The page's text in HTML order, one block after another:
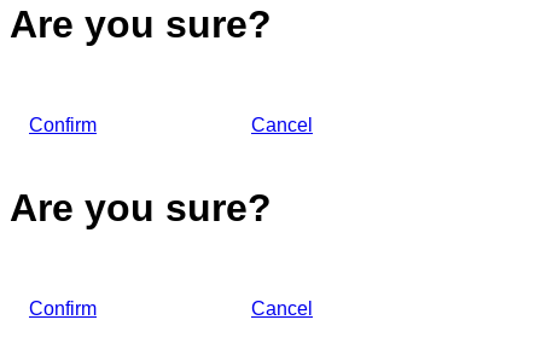
Are you sure?
Confirm Cancel
Are you sure?
Confirm Cancel